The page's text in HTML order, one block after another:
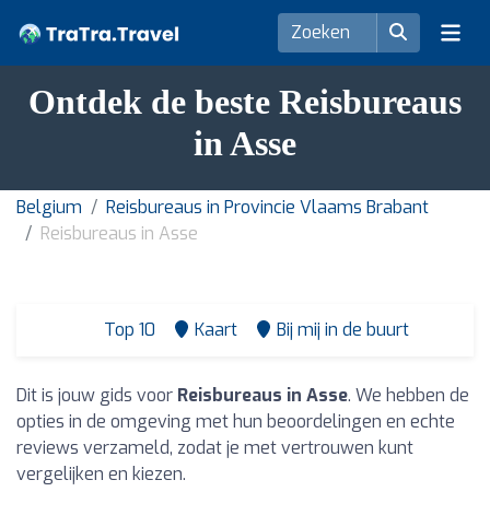
Ontdek de beste Reisbureaus
in Asse
Belgium
Reisbureaus in Provincie Vlaams Brabant
Reisbureaus in Asse
Top 10 Kaart Bij mij in de buurt
Dit is jouw gids voor Reisbureaus in Asse. We hebben de
opties in de omgeving met hun beoordelingen en echte
reviews verzameld, zodat je met vertrouwen kunt
vergelijken en kiezen.